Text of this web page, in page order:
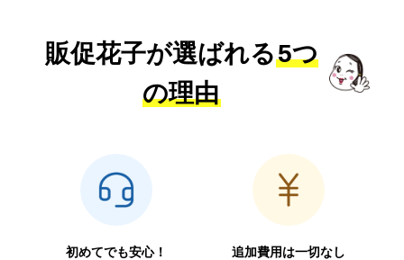
販促花子が選ばれる5つ
の理由
初めてでも安心！
追加費用は一切なし